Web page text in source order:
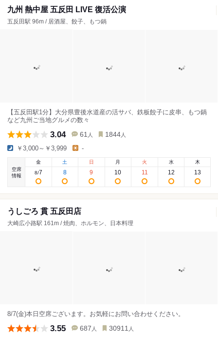
九州 熱中屋 五反田 LIVE 復活公演
五反田駅 96m / 居酒屋、餃子、もつ鍋
【五反田駅1分】大分県豊後水道産の活サバ、鉄板餃子に皮串、もつ鍋
など九州ご当地グルメの数々
3.04 61 人 1844 人
￥3,000～￥3,999 -
空席
情報
金
8/7
土
8
日
9
月
10
火
11
水
12
木
13
うしごろ 貫 五反田店
大崎広小路駅 161m / 焼肉、ホルモン、日本料理
8/7(金)本日空席ございます。お気軽にお問い合わせください。
3.55 687 人 30911 人